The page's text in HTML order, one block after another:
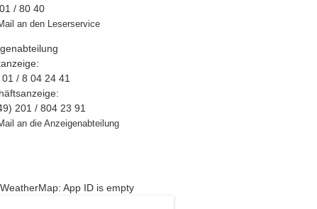
/ 80 40
an den Leserservice
/ 8 04 24 41
201 / 804 23 91
an die Anzeigenabteilung
App ID is empty